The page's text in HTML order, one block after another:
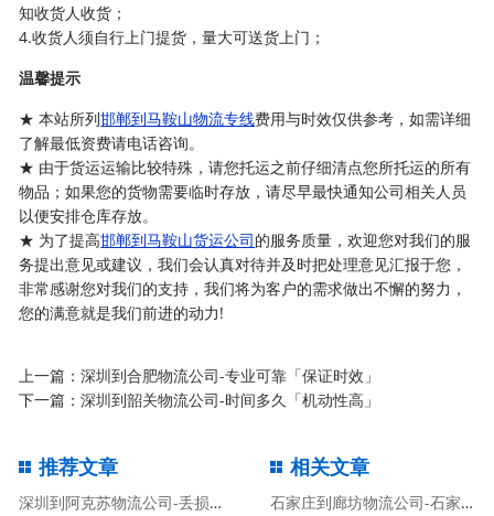
知收货人收货；
4.收货人须自行上门提货，量大可送货上门；
温馨提示
★ 本站所列邯郸到马鞍山物流专线费用与时效仅供参考，如需详细
了解最低资费请电话咨询。
★ 由于货运运输比较特殊，请您托运之前仔细清点您所托运的所有
物品；如果您的货物需要临时存放，请尽早最快通知公司相关人员
以便安排仓库存放。
★ 为了提高邯郸到马鞍山货运公司的服务质量，欢迎您对我们的服
务提出意见或建议，我们会认真对待并及时把处理意见汇报于您，
非常感谢您对我们的支持，我们将为客户的需求做出不懈的努力，
您的满意就是我们前进的动力!
上一篇：深圳到合肥物流公司-专业可靠「保证时效」
下一篇：深圳到韶关物流公司-时间多久「机动性高」
推荐文章
深圳到阿克苏物流公司-丢损必赔「安全快捷」
相关文章
石家庄到廊坊物流公司-石家庄到廊坊货运专线